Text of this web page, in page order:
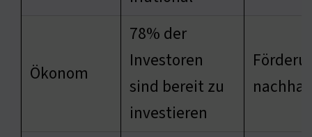
Ökonom
78% der
Investoren
sind bereit zu
investieren